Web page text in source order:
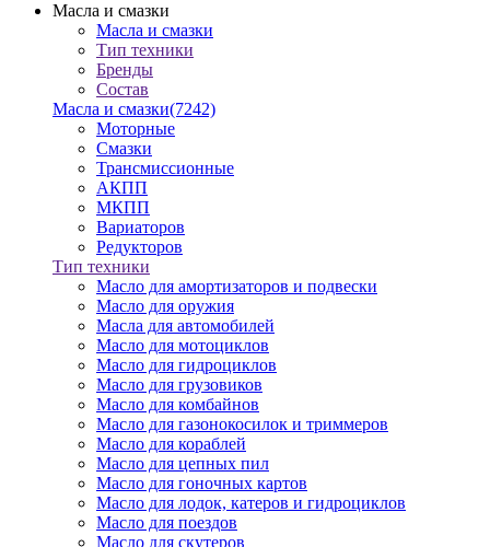
Масла и смазки
Масла и смазки
Тип техники
Бренды
Состав
Масла и смазки(7242)
Моторные
Смазки
Трансмиссионные
АКПП
МКПП
Вариаторов
Редукторов
Тип техники
Масло для амортизаторов и подвески
Масло для оружия
Масла для автомобилей
Масло для мотоциклов
Масло для гидроциклов
Масло для грузовиков
Масло для комбайнов
Масло для газонокосилок и триммеров
Масло для кораблей
Масло для цепных пил
Масло для гоночных картов
Масло для лодок, катеров и гидроциклов
Масло для поездов
Масло для скутеров